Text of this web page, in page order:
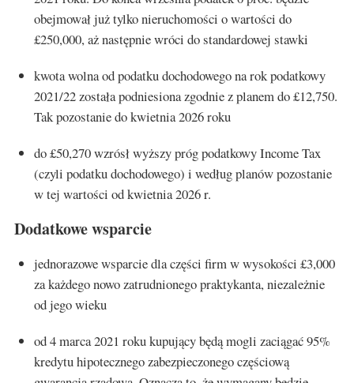
obejmował już tylko nieruchomości o wartości do
£250,000, aż następnie wróci do standardowej stawki
kwota wolna od podatku dochodowego na rok podatkowy
2021/22 została podniesiona zgodnie z planem do £12,750.
Tak pozostanie do kwietnia 2026 roku
do £50,270 wzrósł wyższy próg podatkowy Income Tax
(czyli podatku dochodowego) i według planów pozostanie
w tej wartości od kwietnia 2026 r.
Dodatkowe wsparcie
jednorazowe wsparcie dla części firm w wysokości £3,000
za każdego nowo zatrudnionego praktykanta, niezależnie
od jego wieku
od 4 marca 2021 roku kupujący będą mogli zaciągać 95%
kredytu hipotecznego zabezpieczonego częściową